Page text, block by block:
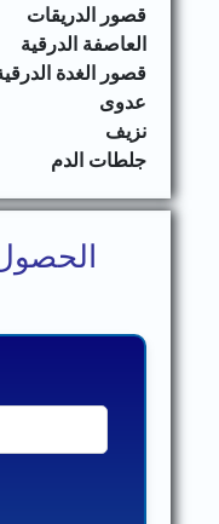
قصور الدريقات
العاصفة الدرقية
قصور الغدة
عدوى
نزيف
جلطات الدم